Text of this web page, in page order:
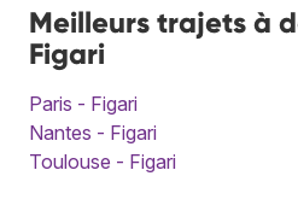
Meilleurs trajets à
Figari
Paris - Figari
Nantes - Figari
Toulouse - Figari